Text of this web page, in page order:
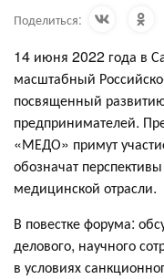
Поделиться:
14 июня 2022 года в
масштабный
посвященный
предпринимателей.
«МЕДО» примут
обозначат
медицинской отрасли.
В повестке форума:
делового, научного
в условиях